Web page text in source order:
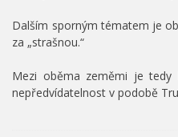
Dalším sporným tématem je
za „strašnou.“
Mezi oběma zeměmi je
nepředvídatelnost v podobě